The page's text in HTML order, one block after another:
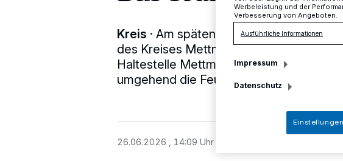
Kreis · Am späten Mittwochabend, den
des Kreises Mettmann um 22.25 Uhr
Haltestelle Mettmann Zentrum
umgehend die Feuerwehr Mettmann zur
26.06.2026 , 14:09 Uhr
Werbeleistung und der
Verbesserung von Angeboten.
Ausführliche Informationen
Impressum
Datenschutz